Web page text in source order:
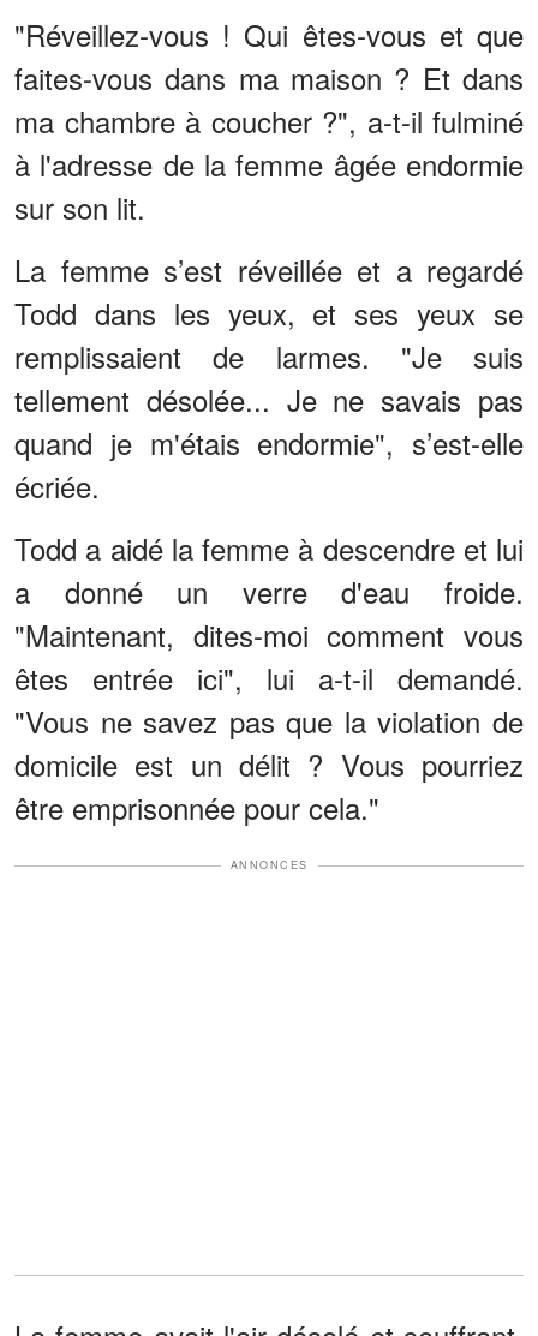
"Réveillez-vous ! Qui êtes-vous et que
faites-vous dans ma maison ? Et dans
ma chambre à coucher ?", a-t-il fulminé
à l'adresse de la femme âgée endormie
sur son lit.
La femme s’est réveillée et a regardé
Todd dans les yeux, et ses yeux se
remplissaient de larmes. "Je suis
tellement désolée... Je ne savais pas
quand je m'étais endormie", s’est-elle
écriée.
Todd a aidé la femme à descendre et lui
a donné un verre d'eau froide.
"Maintenant, dites-moi comment vous
êtes entrée ici", lui a-t-il demandé.
"Vous ne savez pas que la violation de
domicile est un délit ? Vous pourriez
être emprisonnée pour cela."
ANNONCES